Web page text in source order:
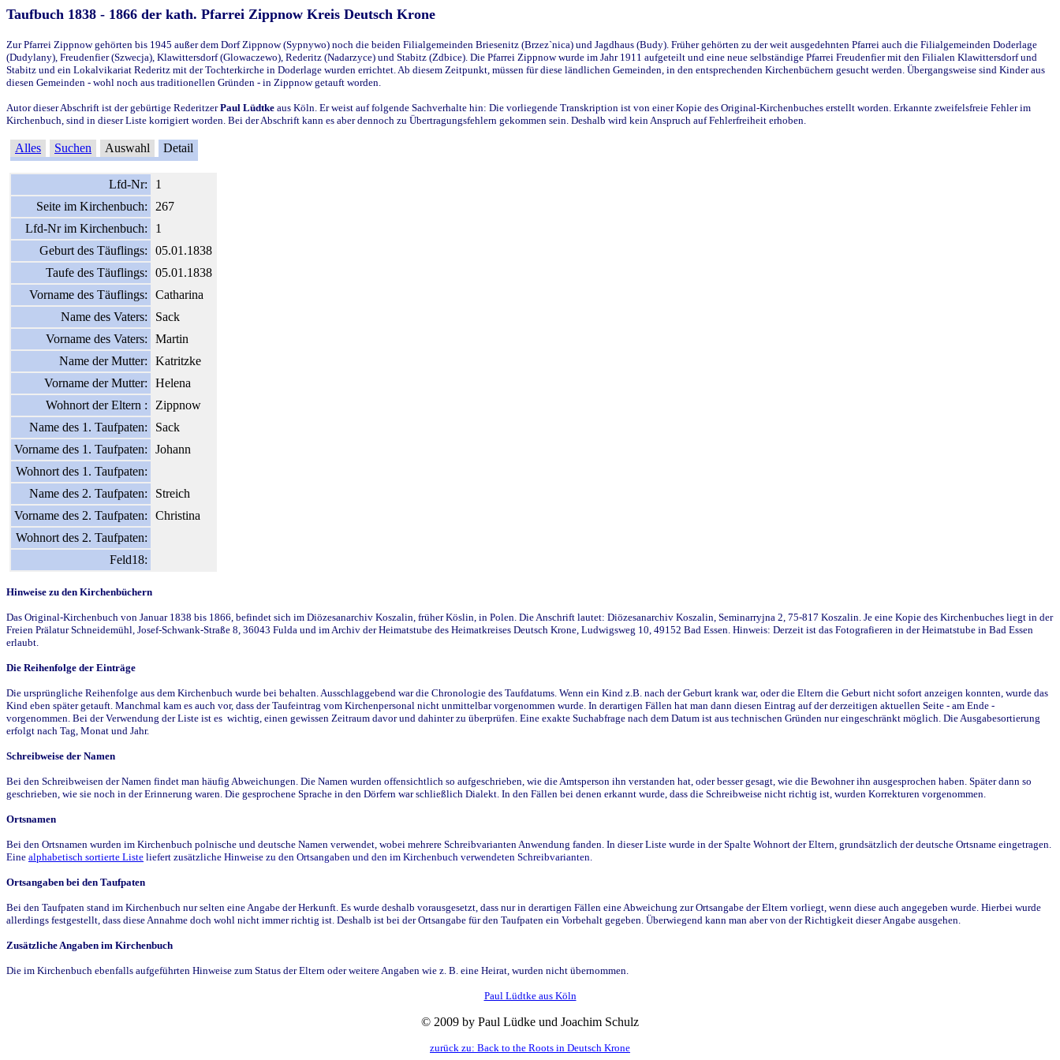
Taufbuch 1838 - 1866 der kath. Pfarrei Zippnow Kreis Deutsch Krone
Zur Pfarrei Zippnow gehörten bis 1945 außer dem Dorf Zippnow (Sypnywo) noch die beiden Filialgemeinden Briesenitz (Brzez`nica) und Jagdhaus (Budy). Früher gehörten zu der weit ausgedehnten Pfarrei auch die Filialgemeinden Doderlage
(Dudylany), Freudenfier (Szwecja), Klawittersdorf (Glowaczewo), Rederitz (Nadarzyce) und Stabitz (Zdbice). Die Pfarrei Zippnow wurde im Jahr 1911 aufgeteilt und eine neue selbständige Pfarrei Freudenfier mit den Filialen Klawittersdorf und
Stabitz und ein Lokalvikariat Rederitz mit der Tochterkirche in Doderlage wurden errichtet. Ab diesem Zeitpunkt, müssen für diese ländlichen Gemeinden, in den entsprechenden Kirchenbüchern gesucht werden. Übergangsweise sind Kinder aus
diesen Gemeinden - wohl noch aus traditionellen Gründen - in Zippnow getauft worden.
Autor dieser Abschrift ist der gebürtige RederitzerPaul Lüdtke aus Köln. Er weist auf folgende Sachverhalte hin: Die vorliegende Transkription ist von einer Kopie des Original-Kirchenbuches erstellt worden. Erkannte zweifelsfreie Fehler im
Kirchenbuch, sind in dieser Liste korrigiert worden. Bei der Abschrift kann es aber dennoch zu Übertragungsfehlern gekommen sein. Deshalb wird kein Anspruch auf Fehlerfreiheit erhoben.
Alles Suchen Auswahl Detail
Lfd-Nr:
1
Seite im Kirchenbuch:
267
Lfd-Nr im Kirchenbuch:
1
Geburt des Täuflings:
05.01.1838
Taufe des Täuflings:
05.01.1838
Vorname des Täuflings:
Catharina
Name des Vaters:
Sack
Vorname des Vaters:
Martin
Name der Mutter:
Katritzke
Vorname der Mutter:
Helena
Wohnort der Eltern :
Zippnow
Name des 1. Taufpaten:
Sack
Vorname des 1. Taufpaten:
Johann
Wohnort des 1. Taufpaten:
Name des 2. Taufpaten:
Streich
Vorname des 2. Taufpaten:
Christina
Wohnort des 2. Taufpaten:
Feld18:
Hinweise zu den Kirchenbüchern
Das Original-Kirchenbuch von Januar 1838 bis 1866, befindet sich im Diözesanarchiv Koszalin, früher Köslin, in Polen. Die Anschrift lautet: Diözesanarchiv Koszalin, Seminarryjna 2, 75-817 Koszalin. Je eine Kopie des Kirchenbuches liegt in der
Freien Prälatur Schneidemühl, Josef-Schwank-Straße 8, 36043 Fulda und im Archiv der Heimatstube des Heimatkreises Deutsch Krone, Ludwigsweg 10, 49152 Bad Essen. Hinweis: Derzeit ist das Fotografieren in der Heimatstube in Bad Essen
erlaubt.
Die Reihenfolge der Einträge
Die ursprüngliche Reihenfolge aus dem Kirchenbuch wurde bei behalten. Ausschlaggebend war die Chronologie des Taufdatums. Wenn ein Kind z.B. nach der Geburt krank war, oder die Eltern die Geburt nicht sofort anzeigen konnten, wurde das
Kind eben später getauft. Manchmal kam es auch vor, dass der Taufeintrag vom Kirchenpersonal nicht unmittelbar vorgenommen wurde. In derartigen Fällen hat man dann diesen Eintrag auf der derzeitigen aktuellen Seite - am Ende -
vorgenommen. Bei der Verwendung der Liste ist es wichtig, einen gewissen Zeitraum davor und dahinter zu überprüfen. Eine exakte Suchabfrage nach dem Datum ist aus technischen Gründen nur eingeschränkt möglich. Die Ausgabesortierung
erfolgt nach Tag, Monat und Jahr.
Schreibweise der Namen
Bei den Schreibweisen der Namen findet man häufig Abweichungen. Die Namen wurden offensichtlich so aufgeschrieben, wie die Amtsperson ihn verstanden hat, oder besser gesagt, wie die Bewohner ihn ausgesprochen haben. Später dann so
geschrieben, wie sie noch in der Erinnerung waren. Die gesprochene Sprache in den Dörfern war schließlich Dialekt. In den Fällen bei denen erkannt wurde, dass die Schreibweise nicht richtig ist, wurden Korrekturen vorgenommen.
Ortsnamen
Bei den Ortsnamen wurden im Kirchenbuch polnische und deutsche Namen verwendet, wobei mehrere Schreibvarianten Anwendung fanden. In dieser Liste wurde in der Spalte Wohnort der Eltern, grundsätzlich der deutsche Ortsname eingetragen.
Eine alphabetisch sortierte Liste liefert zusätzliche Hinweise zu den Ortsangaben und den im Kirchenbuch verwendeten Schreibvarianten.
Ortsangaben bei den Taufpaten
Bei den Taufpaten stand im Kirchenbuch nur selten eine Angabe der Herkunft. Es wurde deshalb vorausgesetzt, dass nur in derartigen Fällen eine Abweichung zur Ortsangabe der Eltern vorliegt, wenn diese auch angegeben wurde. Hierbei wurde
allerdings festgestellt, dass diese Annahme doch wohl nicht immer richtig ist. Deshalb ist bei der Ortsangabe für den Taufpaten ein Vorbehalt gegeben. Überwiegend kann man aber von der Richtigkeit dieser Angabe ausgehen.
Zusätzliche Angaben im Kirchenbuch
Die im Kirchenbuch ebenfalls aufgeführten Hinweise zum Status der Eltern oder weitere Angaben wie z. B. eine Heirat, wurden nicht übernommen.
Paul Lüdtke aus Köln
© 2009 by Paul Lüdke und Joachim Schulz
zurück zu: Back to the Roots in Deutsch Krone